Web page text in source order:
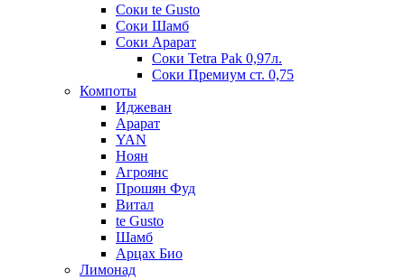
Соки te Gusto
Соки Шамб
Соки Арарат
Соки Tetra Pak 0,97л.
Соки Премиум ст. 0,75
Компоты
Иджеван
Арарат
YAN
Ноян
Агроянс
Прошян Фуд
Витал
te Gusto
Шамб
Арцах Био
Лимонад